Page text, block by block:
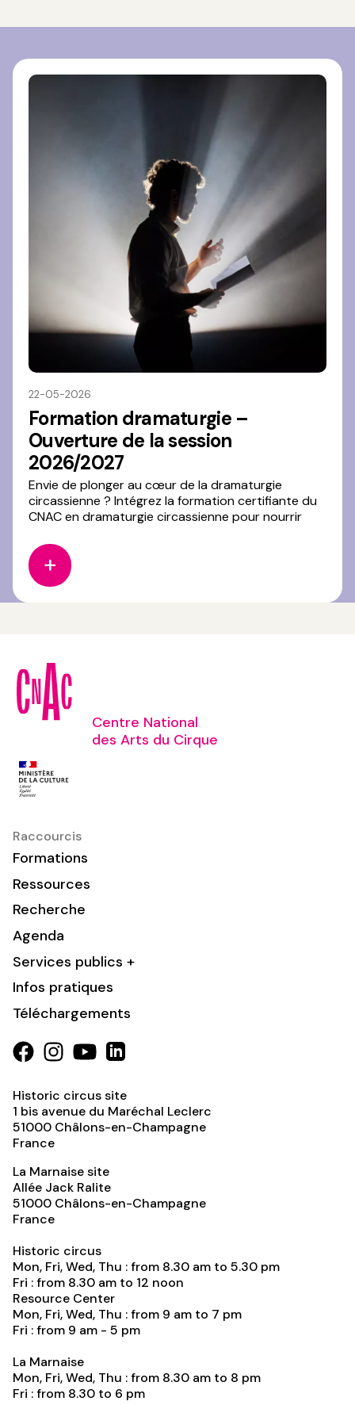
22-05-2026
Formation dramaturgie –
Ouverture de la session
2026/2027
Envie de plonger au cœur de la dramaturgie
circassienne ? Intégrez la formation certifiante du
CNAC en dramaturgie circassienne pour nourrir
penser et accompagner vos projets d’écriture. Les
inscriptions pour la prochaine session 2026/2027
sont
Centre National
des Arts du Cirque
Raccourcis
Formations
Ressources
Recherche
Agenda
Services publics +
Infos pratiques
Téléchargements
Historic circus site
1 bis avenue du Maréchal Leclerc
51000 Châlons-en-Champagne
France
La Marnaise site
Allée Jack Ralite
51000 Châlons-en-Champagne
France
Historic circus
Mon, Fri, Wed, Thu : from 8.30 am to 5.30 pm
Fri : from 8.30 am to 12 noon
Resource Center
Mon, Fri, Wed, Thu : from 9 am to 7 pm
Fri : from 9 am - 5 pm
La Marnaise
Mon, Fri, Wed, Thu : from 8.30 am to 8 pm
Fri : from 8.30 to 6 pm